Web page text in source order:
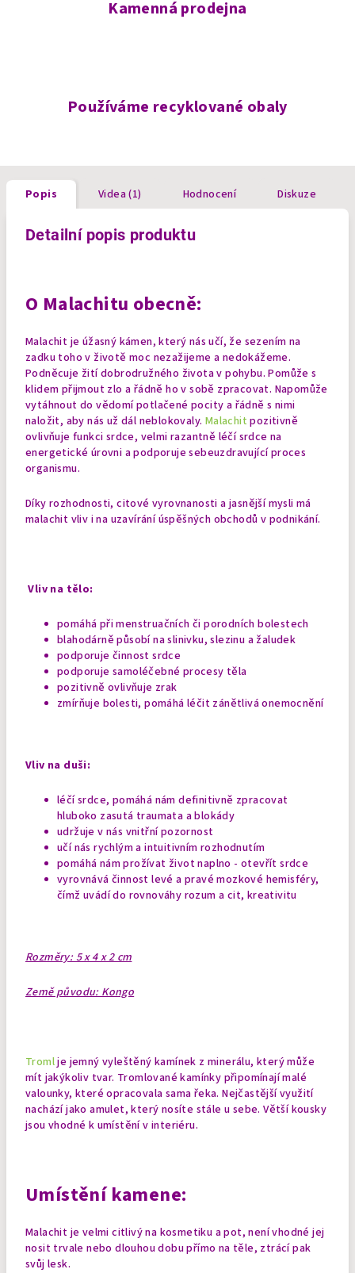
Kamenná prodejna
Používáme recyklované obaly
Popis Videa (1) Hodnocení Diskuze
Detailní popis produktu
O Malachitu obecně:
Malachit je úžasný kámen, který nás učí, že sezením na
zadku toho v životě moc nezažijeme a nedokážeme.
Podněcuje žití dobrodružného života v pohybu. Pomůže s
klidem přijmout zlo a řádně ho v sobě zpracovat. Napomůže
vytáhnout do vědomí potlačené pocity a řádně s nimi
naložit, aby nás už dál neblokovaly. Malachit pozitivně
ovlivňuje funkci srdce, velmi razantně léčí srdce na
energetické úrovni a podporuje sebeuzdravující proces
organismu.
Díky rozhodnosti, citové vyrovnanosti a jasnější mysli má
malachit vliv i na uzavírání úspěšných obchodů v podnikání.
Vliv na tělo:
pomáhá při menstruačních či porodníchbolestech
blahodárně působí na slinivku, slezinu a žaludek
podporuje činnost srdce
podporuje samoléčebné procesy těla
pozitivně ovlivňuje zrak
zmírňuje bolesti, pomáhá léčit zánětlivá onemocnění
Vliv na duši:
léčí srdce, pomáhá nám definitivně zpracovat
hluboko zasutá traumata a blokády
udržuje v nás vnitřní pozornost
učí nás rychlým a intuitivním rozhodnutím
pomáhá nám prožívat život naplno - otevřít srdce
vyrovnává činnost levé a pravé mozkové hemisféry,
čímž uvádí do rovnováhy rozum a cit, kreativitu
Rozměry: 5 x 4 x 2 cm
Země původu: Kongo
Tromlje jemný vyleštěný kamínek z minerálu, který může
mít jakýkoliv tvar. Tromlované kamínky připomínají malé
valounky, které opracovala sama řeka. Nejčastější využití
nachází jako amulet, který nosíte stále u sebe. Větší kousky
jsou vhodné k umístění v interiéru.
Umístění kamene:
Malachit je velmi citlivý na kosmetiku a pot, není vhodné jej
nosit trvale nebo dlouhou dobu přímo na těle, ztrácí pak
svůj lesk.